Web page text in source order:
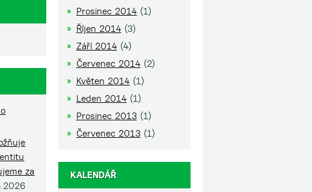
za
Prosinec 2014(1)
Říjen 2014(3)
Září 2014(4)
Červenec 2014(2)
Květen 2014(1)
Leden 2014(1)
Prosinec 2013 (1)
Červenec 2013 (1)
KALENDÁŘ